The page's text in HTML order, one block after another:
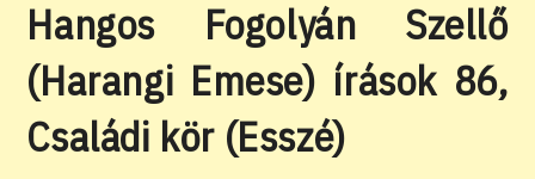
Hangos Fogolyán Szellő
(Harangi Emese) írások 86,
Családi kör (Esszé)